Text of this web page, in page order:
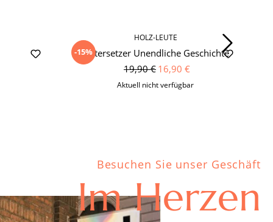
-15%
HOLZ-LEUTE
Untersetzer Unendliche Geschichte
19,90 € 16,90 €
Aktuell nicht verfügbar
Besuchen Sie unser Geschäft
Im Herzen